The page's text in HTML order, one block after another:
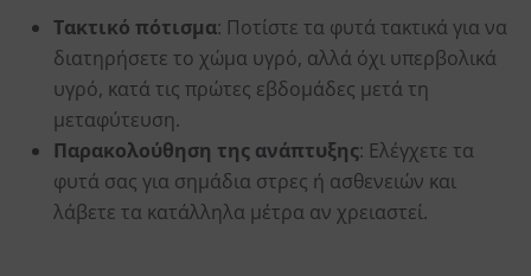
Τακτικό πότισμα: Ποτίστε τα φυτά τακτικά για να
διατηρήσετε το χώμα υγρό, αλλά όχι υπερβολικά
υγρό, κατά τις πρώτες εβδομάδες μετά τη
μεταφύτευση.
Παρακολούθηση της ανάπτυξης: Ελέγχετε τα
φυτά σας για σημάδια στρες ή ασθενειών και
λάβετε τα κατάλληλα μέτρα αν χρειαστεί.